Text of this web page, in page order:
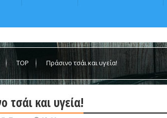
TOP Πράσινο τσάι και υγεία!
τσάι και υγεία!